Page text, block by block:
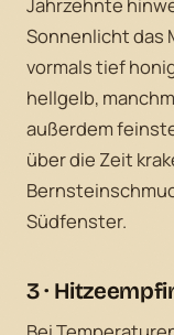
Sonnenlicht das
vormals tief
hellgelb,
außerdem
über die Zeit
Südfenster.
3 ·